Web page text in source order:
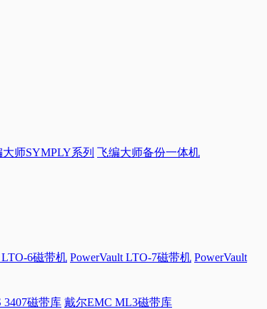
师SYMPLY系列 飞编大师备份一体机
LTO-6磁带机 PowerVault LTO-7磁带机 PowerVault
磁带库 戴尔EMC ML3磁带库